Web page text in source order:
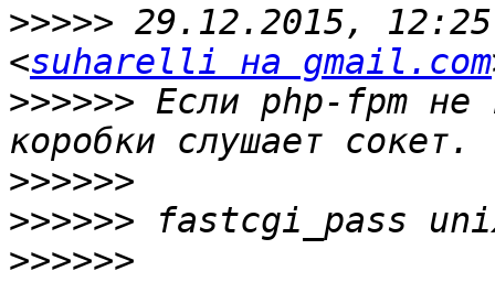
>>>>> 29.12.2015,
<suharelli на gmail.com
>>>>>> Если php-fpm не
>>>>>>
>>>>>>
>>>>>>